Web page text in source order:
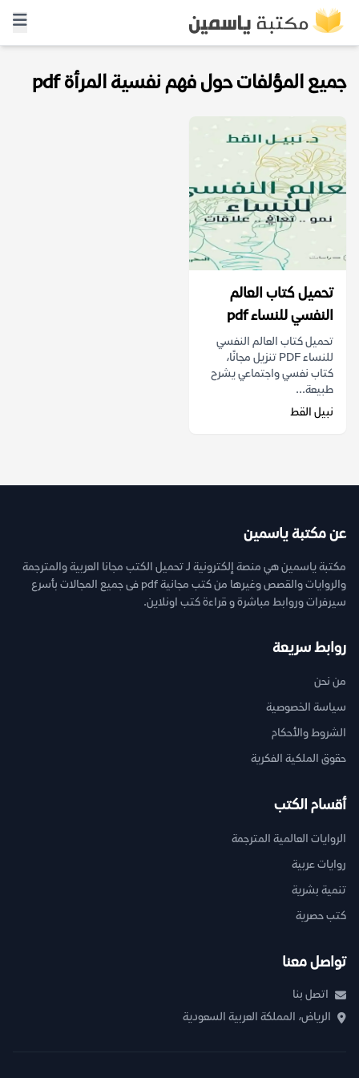
جميع المؤلفات حول فهم نفسية المرأة pdf
تحميل كتاب العالم
النفسي للنساء pdf
تحميل كتاب العالم النفسي
للنساء PDF تنزيل مجانًا،
كتاب نفسي واجتماعي يشرح
طبيعة...
نبيل القط
عن مكتبة ياسمين
مكتبة ياسمين هي منصة إلكترونية لـ تحميل الكتب مجانا العربية والمترجمة
والروايات والقصص وغيرها من كتب مجانية pdf فى جميع المجالات بأسرع
سيرفرات وروابط مباشرة و قراءة كتب اونلاين.
روابط سريعة
من نحن
سياسة الخصوصية
الشروط والأحكام
حقوق الملكية الفكرية
أقسام الكتب
الروايات العالمية المترجمة
روايات عربية
تنمية بشرية
كتب حصرية
تواصل معنا
اتصل بنا
الرياض، المملكة العربية السعودية